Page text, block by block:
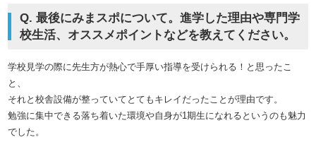
Q. 最後にみまスポについて。進学した理由や専門学
校生活、オススメポイントなどを教えてください。
学校見学の際に先生方が熱心で手厚い指導を受けられる！と思ったこ
と、
それと校舎設備が整っていてとてもキレイだったことが理由です。
勉強に集中できる落ち着いた環境や自身が1期生になれるというのも魅力
でした。